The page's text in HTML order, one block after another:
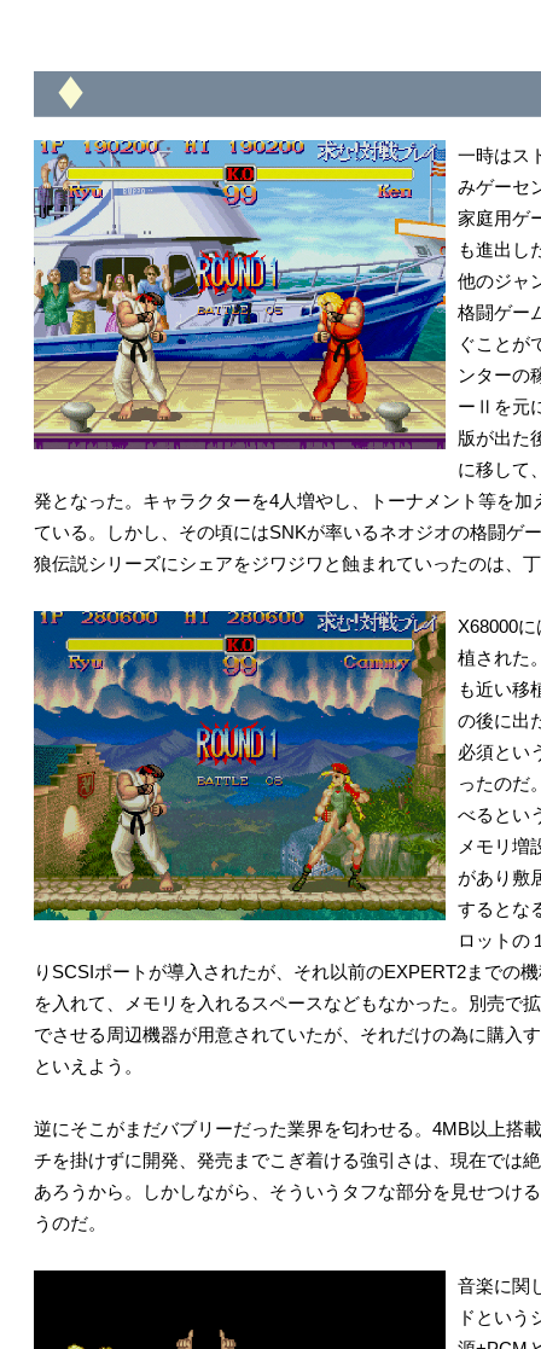
◆
一時はス
みゲーセ
家庭用ゲ
も進出し
他のジャ
格闘ゲー
ぐことが
ンターの
ーⅡを元
版が出た
に移して
発となった。キャラクターを4人増やし、トーナメント等を
ている。しかし、その頃にはSNKが率いるネオジオの格闘ゲ
狼伝説シリーズにシェアをジワジワと蝕まれていったのは、
X68000
植された
も近い移
の後に出
必須とい
ったのだ
べるとい
メモリ増
があり敷
するとな
ロットの
りSCSIポートが導入されたが、それ以前のEXPERT2までの
を入れて、メモリを入れるスペースなどもなかった。別売で
でさせる周辺機器が用意されていたが、それだけの為に購入
といえよう。
逆にそこがまだバブリーだった業界を匂わせる。4MB以上搭
チを掛けずに開発、発売までこぎ着ける強引さは、現在では
あろうから。しかしながら、そういうタフな部分を見せつけ
うのだ。
音楽に関
ドという